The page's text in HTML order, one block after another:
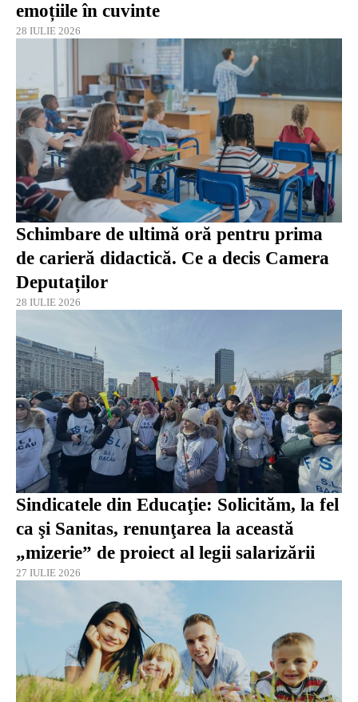
emoțiile în cuvinte
28 IULIE 2026
Schimbare de ultimă oră pentru prima
de carieră didactică. Ce a decis Camera
Deputaților
28 IULIE 2026
Sindicatele din Educaţie: Solicităm, la fel
ca şi Sanitas, renunţarea la această
„mizerie” de proiect al legii salarizării
27 IULIE 2026